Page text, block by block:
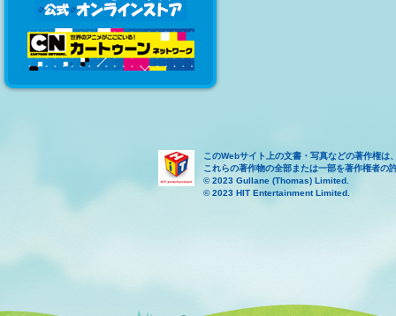
このWebサイト上の文書・写真などの著作権は
これらの著作物の全部または一部を著作権者の
© 2023 Gullane (Thomas) Limited.
© 2023 HIT Entertainment Limited.